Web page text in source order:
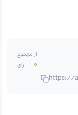
از مجموع
0 رای
https://